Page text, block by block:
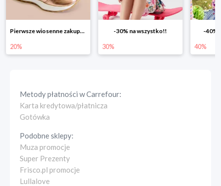
-30% na wszystko!!
30%
-40% na drugą sztukę
40% 25%
Metody płatności wCarrefour:
Karta kredytowa/płatnicza
Gotówka
Podobne sklepy:
Muza promocje
Super Prezenty
Frisco.pl promocje
Lullalove